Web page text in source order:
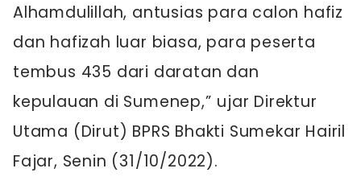
Alhamdulillah, antusias para calon hafiz
dan hafizah luar biasa, para peserta
tembus 435 dari daratan dan
kepulauan di Sumenep,” ujar Direktur
Utama (Dirut) BPRS Bhakti Sumekar Hairil
Fajar, Senin (31/10/2022).